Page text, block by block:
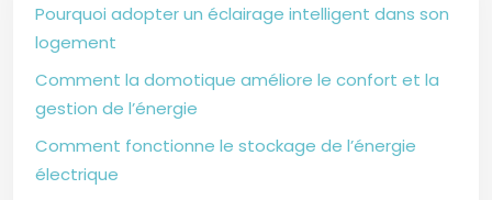
Pourquoi adopter un éclairage intelligent dans son
logement
Comment la domotique améliore le confort et la
gestion de l’énergie
Comment fonctionne le stockage de l’énergie
électrique